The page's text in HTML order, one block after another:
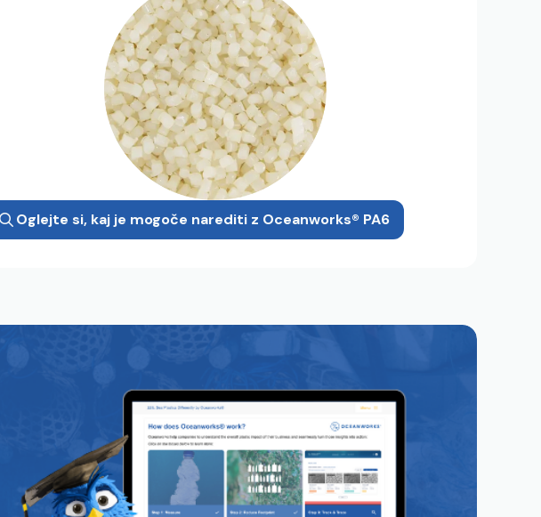
Oglejte si, kaj je mogoče narediti z Oceanworks® PA6